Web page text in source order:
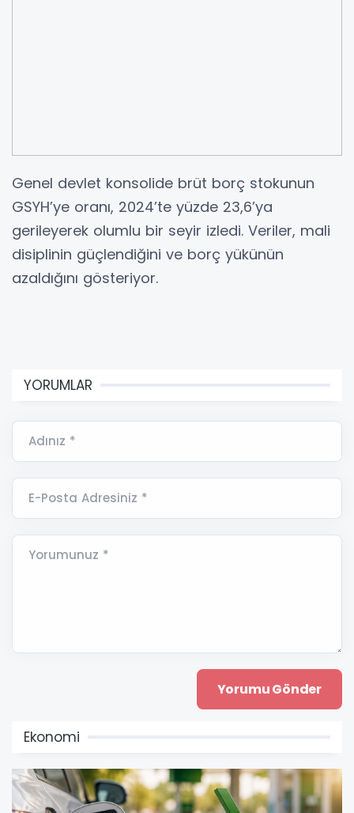
Genel devlet konsolide brüt borç stokunun
GSYH’ye oranı, 2024’te yüzde 23,6’ya
gerileyerek olumlu bir seyir izledi. Veriler, mali
disiplinin güçlendiğini ve borç yükünün
azaldığını gösteriyor.
YORUMLAR
Adınız *
E-Posta Adresiniz *
Yorumunuz *
Ekonomi